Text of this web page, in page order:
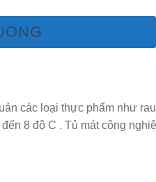
các loại thực phẩm như
8 độ C . Tủ mát công